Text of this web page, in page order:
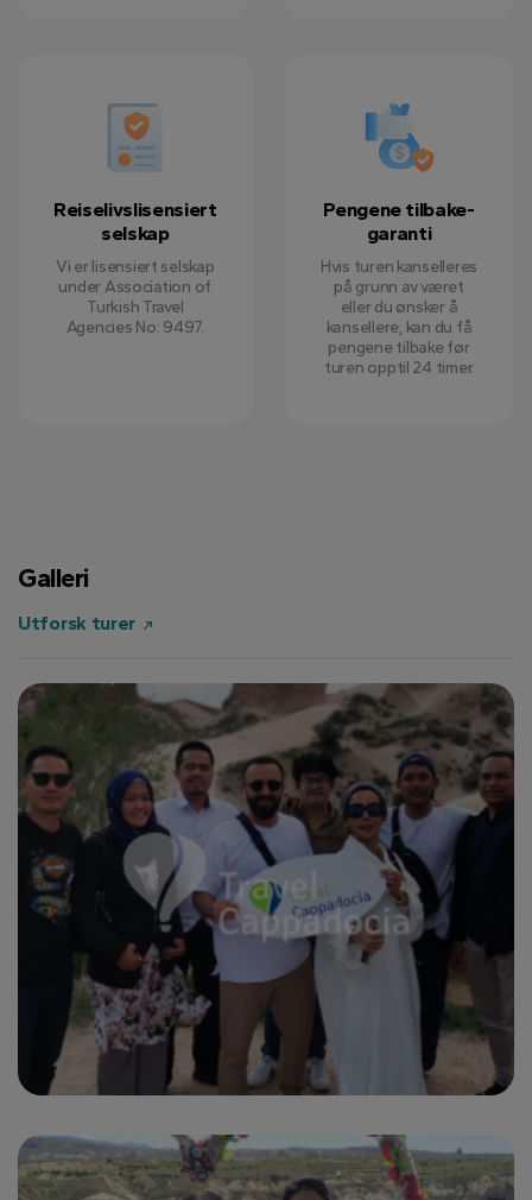
Reiselivslisensiert
selskap
Vi er lisensiert selskap
under Association of
Turkish Travel
Agencies No: 9497.
Pengene tilbake-
garanti
Hvis turen kanselleres
på grunn av været
eller du ønsker å
kansellere, kan du få
pengene tilbake før
turen opptil 24 timer.
Galleri
Utforsk turer